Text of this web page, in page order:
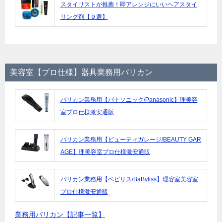
スタイリストが推薦！即アレンジにいいヘアスタイ
リング剤【９選】
美容室【プロ仕様】器具業務用バリカン
バリカン業務用【パナソニック/Panasonic】理美容
室プロ仕様激安通販
バリカン業務用【ビューティガレージ/BEAUTY GAR
AGE】理美容室プロ仕様激安通販
バリカン業務用【ベビリス/BaByliss】理容室美容室
プロ仕様激安通販
業務用バリカン【記事一覧】